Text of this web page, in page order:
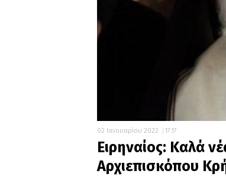
02 Ιανουαρίου 2022 17:17
Ειρηναίος: Καλά
Αρχιεπισκόπου